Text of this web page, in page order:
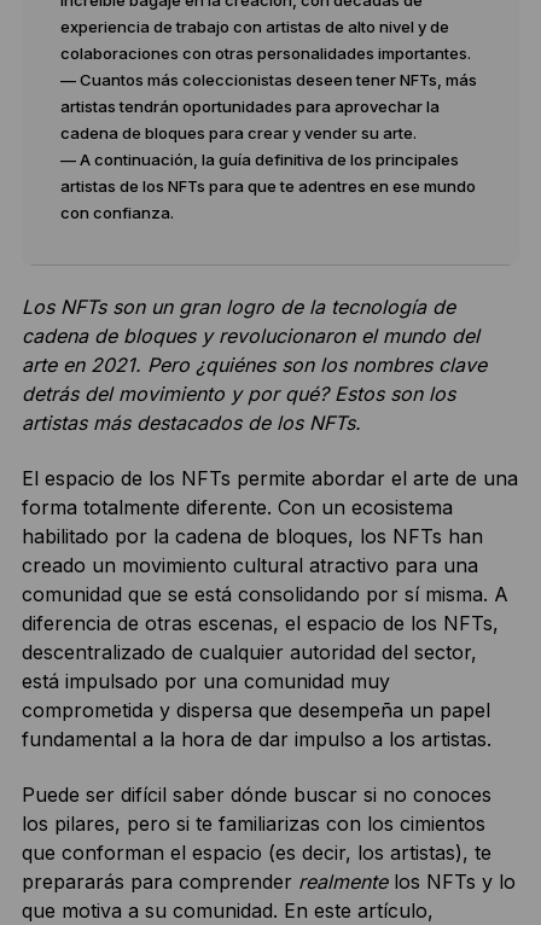
experiencia de trabajo con artistas de alto nivel y de
colaboraciones con otras personalidades importantes.
— Cuantos más coleccionistas deseen tener NFTs, más
artistas tendrán oportunidades para aprovechar la
cadena de bloques para crear y vender su arte.
— A continuación, la guía definitiva de los principales
artistas de los NFTs para que te adentres en ese mundo
con confianza.
Los NFTs son un gran logro de la tecnología de
cadena de bloques y revolucionaron el mundo del
arte en 2021. Pero ¿quiénes son los nombres clave
detrás del movimiento y por qué? Estos son los
artistas más destacados de los NFTs.
El espacio de los NFTs permite abordar el arte de una
forma totalmente diferente. Con un ecosistema
habilitado por la cadena de bloques, los NFTs han
creado un movimiento cultural atractivo para una
comunidad que se está consolidando por sí misma. A
diferencia de otras escenas, el espacio de los NFTs,
descentralizado de cualquier autoridad del sector,
está impulsado por una comunidad muy
comprometida y dispersa que desempeña un papel
fundamental a la hora de dar impulso a los artistas.
Puede ser difícil saber dónde buscar si no conoces
los pilares, pero si te familiarizas con los cimientos
que conforman el espacio (es decir, los artistas), te
prepararás para comprender realmentelos NFTs y lo
que motiva a su comunidad. En este artículo,